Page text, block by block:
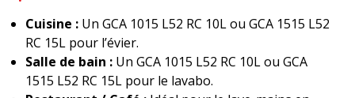
Cuisine : Un GCA 1015 L52 RC 10L ou GCA 1515 L52
RC 15L pour l’évier.
Salle de bain : Un GCA 1015 L52 RC 10L ou GCA
1515 L52 RC 15L pour le lavabo.